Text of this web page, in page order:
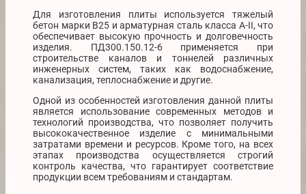
Для изготовления плиты используется тяжелый
бетон марки В25 и арматурная сталь класса А-II, что
обеспечивает высокую прочность и долговечность
изделия. ПД300.150.12-6 применяется при
строительстве каналов и тоннелей различных
инженерных систем, таких как водоснабжение,
канализация, теплоснабжение и другие.
Одной из особенностей изготовления данной плиты
является использование современных методов и
технологий производства, что позволяет получить
высококачественное изделие с минимальными
затратами времени и ресурсов. Кроме того, на всех
этапах производства осуществляется строгий
контроль качества, что гарантирует соответствие
продукции всем требованиям и стандартам.